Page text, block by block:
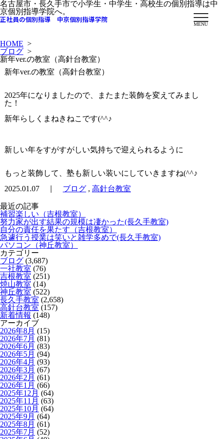
名古屋市・長久手市で小学生・中学生・高校生の個別指導は中
京個別指導学院へ。
正社員の個別指導 中京個別指導学院
MENU
HOME >
ブログ >
新年ver.の教室（高針台教室）
新年ver.の教室（高針台教室）
2025年になりましたので、またまた装飾を変えてみまし
た！
新年らしくまねきねこです(^^♪
新しい年をすがすがしい気持ちで迎えられるように
もっと装飾して、塾も新しい装いにしていきますね(^^♪
2025.01.07 ｜ ブログ, 高針台教室
最近の記事
補習楽しい（吉根教室）
努力家が出す結果の規模は凄かった(長久手教室)
自分の責任を果たす（吉根教室）
急遽行う授業は笑いと雑学多めで(長久手教室)
パソコン（神丘教室）
カテゴリー
ブログ (3,687)
一社教室 (76)
吉根教室 (251)
焼山教室 (14)
神丘教室 (522)
長久手教室 (2,658)
高針台教室 (157)
新着情報 (148)
アーカイブ
2026年8月 (15)
2026年7月 (81)
2026年6月 (83)
2026年5月 (94)
2026年4月 (93)
2026年3月 (67)
2026年2月 (61)
2026年1月 (66)
2025年12月 (64)
2025年11月 (63)
2025年10月 (64)
2025年9月 (64)
2025年8月 (61)
2025年7月 (52)